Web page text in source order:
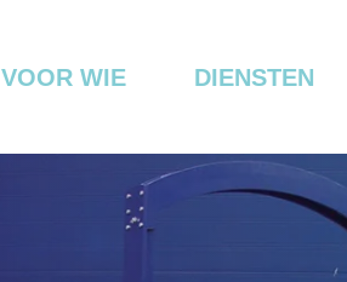
VOOR WIE DIENSTEN